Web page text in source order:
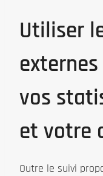
Utiliser
vos
et votre
Outre le suivi